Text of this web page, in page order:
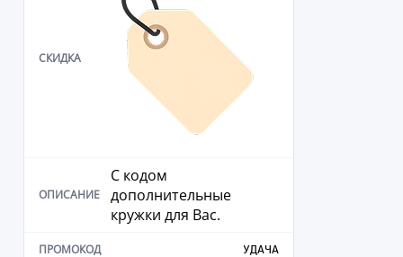
С кодом
дополнительные
кружки для Вас.
УДАЧА